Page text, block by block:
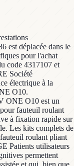
est déplacée dans le
pour l'achat
code 4317107 et
Société
électrique à la
O10.
ONE O10 est un
fauteuil roulant
à fixation rapide sur
Les kits complets de
roulant pliant
Patients utilisateurs
permettent